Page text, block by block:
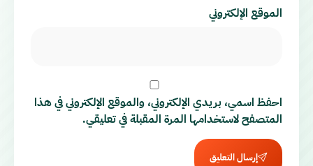
الموقع الإلكتروني
احفظ اسمي، بريدي الإلكتروني، والموقع الإلكتروني في هذا
المتصفح لاستخدامها المرة المقبلة في تعليقي.
إرسال التعليق